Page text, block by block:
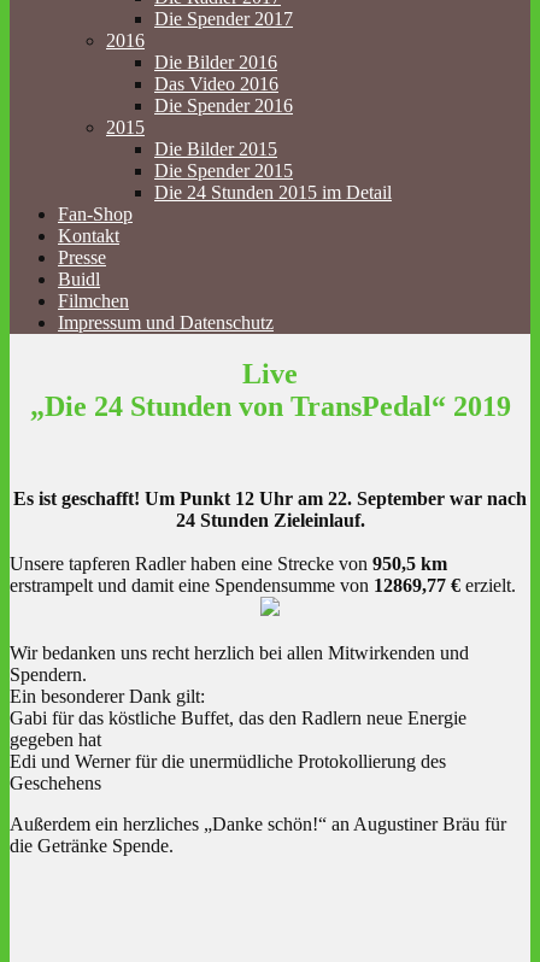
Die Spender 2017
2016
Die Bilder 2016
Das Video 2016
Die Spender 2016
2015
Die Bilder 2015
Die Spender 2015
Die 24 Stunden 2015 im Detail
Fan-Shop
Kontakt
Presse
Buidl
Filmchen
Impressum und Datenschutz
Live
„Die 24 Stunden von TransPedal“ 2019
Es ist geschafft! Um Punkt 12 Uhr am 22. September war nach
24 Stunden Zieleinlauf.
Unsere tapferen Radler haben eine Strecke von 950,5 km
erstrampelt und damit eine Spendensumme von 12869,77 € erzielt.
Wir bedanken uns recht herzlich bei allen Mitwirkenden und
Spendern.
Ein besonderer Dank gilt:
Gabi für das köstliche Buffet, das den Radlern neue Energie
gegeben hat
Edi und Werner für die unermüdliche Protokollierung des
Geschehens
Außerdem ein herzliches „Danke schön!“ an Augustiner Bräu für
die Getränke Spende.